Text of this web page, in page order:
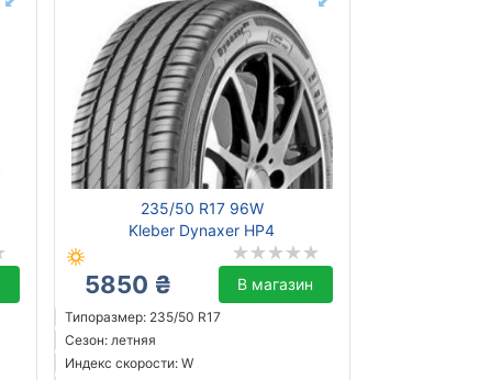
235/50 R17 96W
Kleber Dynaxer HP4
5850 ₴ В магазин
Типоразмер: 235/50 R17
Сезон: летняя
Индекс скорости: W